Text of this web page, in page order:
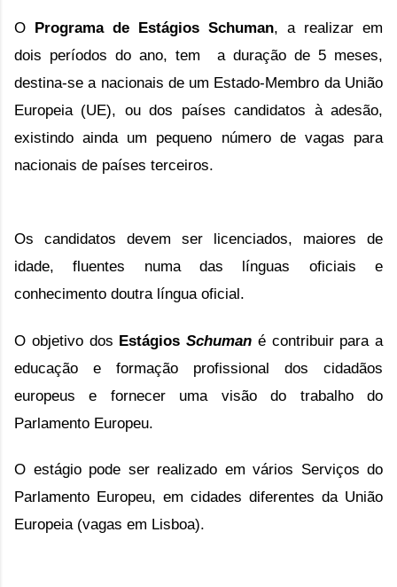
O Programa de Estágios Schuman, a realizar em
dois períodos do ano, tem a duração de 5 meses,
destina-se a nacionais de um Estado-Membro da União
Europeia (UE), ou dos países candidatos à adesão,
existindo ainda um pequeno número de vagas para
nacionais de países terceiros.
Os candidatos devem ser licenciados, maiores de
idade, fluentes numa das línguas oficiais e
conhecimento doutra língua oficial.
O objetivo dos Estágios Schuman é contribuir para a
educação e formação profissional dos cidadãos
europeus e fornecer uma visão do trabalho do
Parlamento Europeu.
O estágio pode ser realizado em vários Serviços do
Parlamento Europeu, em cidades diferentes da União
Europeia (vagas em Lisboa).